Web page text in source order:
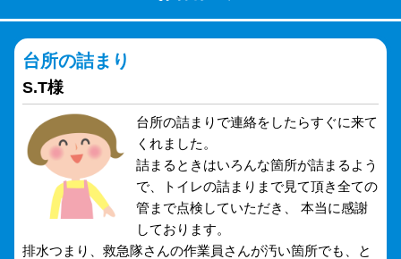
台所の詰まり
S.T様
台所の詰まりで連絡をしたらすぐに来て
くれました。
詰まるときはいろんな箇所が詰まるよう
で、トイレの詰まりまで見て頂き全ての
管まで点検していただき、 本当に感謝
しております。
排水つまり、救急隊さんの作業員さんが汚い箇所でも、と